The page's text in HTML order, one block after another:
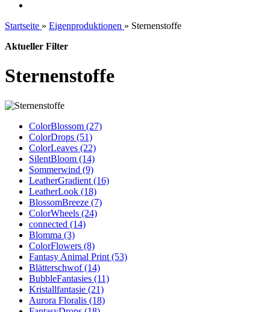
Startseite » Eigenproduktionen » Sternenstoffe
Aktueller Filter
Sternenstoffe
ColorBlossom (27)
ColorDrops (51)
ColorLeaves (22)
SilentBloom (14)
Sommerwind (9)
LeatherGradient (16)
LeatherLook (18)
BlossomBreeze (7)
ColorWheels (24)
connected (14)
Blomma (3)
ColorFlowers (8)
Fantasy Animal Print (53)
Blätterschwof (14)
BubbleFantasies (11)
Kristallfantasie (21)
Aurora Floralis (18)